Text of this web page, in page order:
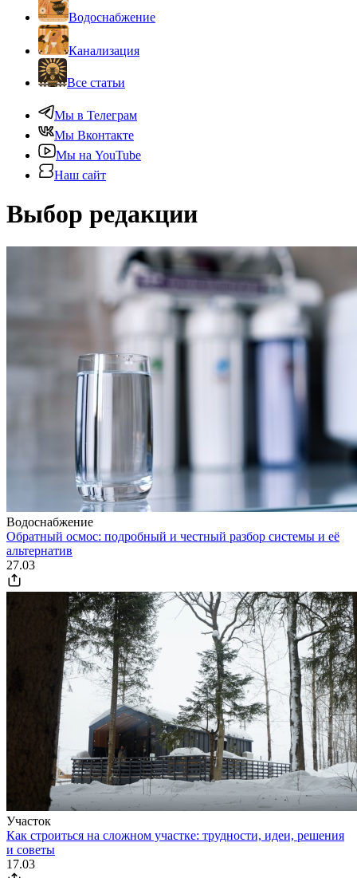
Водоснабжение
Канализация
Все статьи
Мы в Телеграм
Мы Вконтакте
Мы на YouTube
Наш сайт
Выбор редакции
Водоснабжение
Обратный осмос: подробный и честный разбор системы и её
альтернатив
27.03
Участок
Как строиться на сложном участке: трудности, идеи, решения
и советы
17.03